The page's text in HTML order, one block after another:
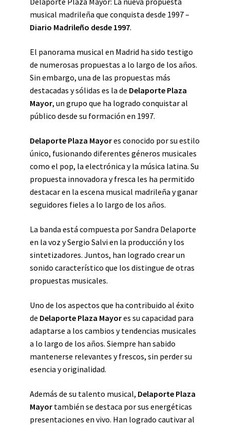
musical madrileña que conquista desde 1997 –
Diario Madrileño desde 1997.
El panorama musical en Madrid ha sido testigo
de numerosas propuestas a lo largo de los años.
Sin embargo, una de las propuestas más
destacadas y sólidas es la de Delaporte Plaza
Mayor, un grupo que ha logrado conquistar al
público desde su formación en 1997.
Delaporte Plaza Mayores conocido por su estilo
único, fusionando diferentes géneros musicales
como el pop, la electrónica y la música latina. Su
propuesta innovadora y fresca les ha permitido
destacar en la escena musical madrileña y ganar
seguidores fieles a lo largo de los años.
La banda está compuesta por Sandra Delaporte
en la voz y Sergio Salvi en la producción y los
sintetizadores. Juntos, han logrado crear un
sonido característico que los distingue de otras
propuestas musicales.
Uno de los aspectos que ha contribuido al éxito
de Delaporte Plaza Mayores su capacidad para
adaptarse a los cambios y tendencias musicales
a lo largo de los años. Siempre han sabido
mantenerse relevantes y frescos, sin perder su
esencia y originalidad.
Además de su talento musical, Delaporte Plaza
Mayor también se destaca por sus energéticas
presentaciones en vivo. Han logrado cautivar al